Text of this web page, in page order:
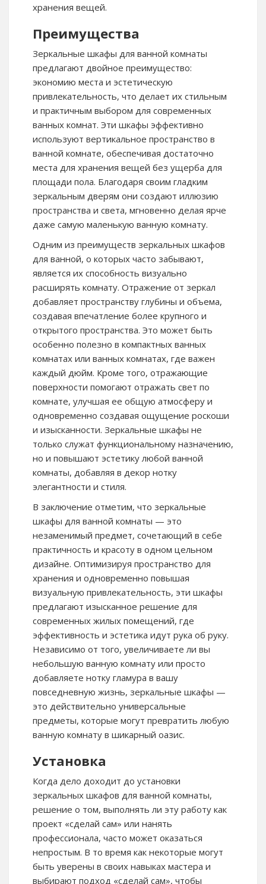
хранения вещей.
Преимущества
Зеркальные шкафы для ванной комнаты
предлагают двойное преимущество:
экономию места и эстетическую
привлекательность, что делает их стильным
и практичным выбором для современных
ванных комнат. Эти шкафы эффективно
используют вертикальное пространство в
ванной комнате, обеспечивая достаточно
места для хранения вещей без ущерба для
площади пола. Благодаря своим гладким
зеркальным дверям они создают иллюзию
пространства и света, мгновенно делая ярче
даже самую маленькую ванную комнату.
Одним из преимуществ зеркальных шкафов
для ванной, о которых часто забывают,
является их способность визуально
расширять комнату. Отражение от зеркал
добавляет пространству глубины и объема,
создавая впечатление более крупного и
открытого пространства. Это может быть
особенно полезно в компактных ванных
комнатах или ванных комнатах, где важен
каждый дюйм. Кроме того, отражающие
поверхности помогают отражать свет по
комнате, улучшая ее общую атмосферу и
одновременно создавая ощущение роскоши
и изысканности. Зеркальные шкафы не
только служат функциональному назначению,
но и повышают эстетику любой ванной
комнаты, добавляя в декор нотку
элегантности и стиля.
В заключение отметим, что зеркальные
шкафы для ванной комнаты — это
незаменимый предмет, сочетающий в себе
практичность и красоту в одном цельном
дизайне. Оптимизируя пространство для
хранения и одновременно повышая
визуальную привлекательность, эти шкафы
предлагают изысканное решение для
современных жилых помещений, где
эффективность и эстетика идут рука об руку.
Независимо от того, увеличиваете ли вы
небольшую ванную комнату или просто
добавляете нотку гламура в вашу
повседневную жизнь, зеркальные шкафы —
это действительно универсальные
предметы, которые могут превратить любую
ванную комнату в шикарный оазис.
Установка
Когда дело доходит до установки
зеркальных шкафов для ванной комнаты,
решение о том, выполнять ли эту работу как
проект «сделай сам» или нанять
профессионала, часто может оказаться
непростым. В то время как некоторые могут
быть уверены в своих навыках мастера и
выбирают подход «сделай сам», чтобы